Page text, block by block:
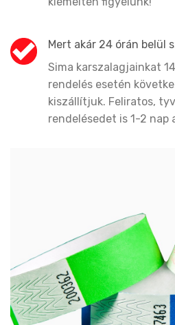
Mert akár 24 órán belül
Sima karszalagjainkat
rendelés esetén
kiszállítjuk. Feliratos,
rendelésedet is 1-2